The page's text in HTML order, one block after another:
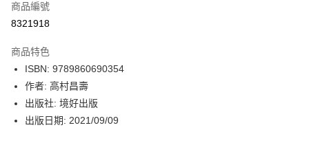
信用卡一次付款
LINE Pay
Apple Pay
街口支付
商品編號
8321918
商品特色
ISBN: 9789860690354
作者: 高村昌壽
出版社: 境好出版
出版日期: 2021/09/09